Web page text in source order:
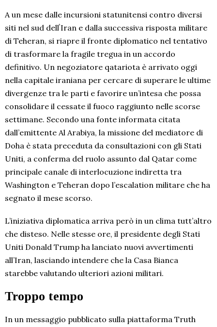
A un mese dalle incursioni statunitensi contro diversi
siti nel sud dellʼIran e dalla successiva risposta militare
di Teheran, si riapre il fronte diplomatico nel tentativo
di trasformare la fragile tregua in un accordo
definitivo. Un negoziatore qatariota è arrivato oggi
nella capitale iraniana per cercare di superare le ultime
divergenze tra le parti e favorire un’intesa che possa
consolidare il cessate il fuoco raggiunto nelle scorse
settimane. Secondo una fonte informata citata
dall’emittente Al Arabiya, la missione del mediatore di
Doha è stata preceduta da consultazioni con gli Stati
Uniti, a conferma del ruolo assunto dal Qatar come
principale canale di interlocuzione indiretta tra
Washington e Teheran dopo l’escalation militare che ha
segnato il mese scorso.
L’iniziativa diplomatica arriva però in un clima tutt’altro
che disteso. Nelle stesse ore, il presidente degli Stati
Uniti Donald Trump ha lanciato nuovi avvertimenti
all’Iran, lasciando intendere che la Casa Bianca
starebbe valutando ulteriori azioni militari.
Troppo tempo
In un messaggio pubblicato sulla piattaforma Truth